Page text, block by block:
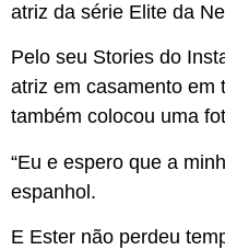
atriz da série Elite da
Pelo seu Stories do
atriz em casamento em
também colocou uma
“Eu e espero que a
espanhol.
E Ester não perdeu